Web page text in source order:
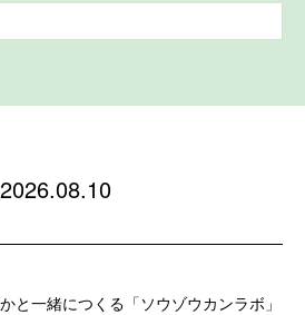
2026.08.10
と一緒につくる「ソウゾウカンラボ」